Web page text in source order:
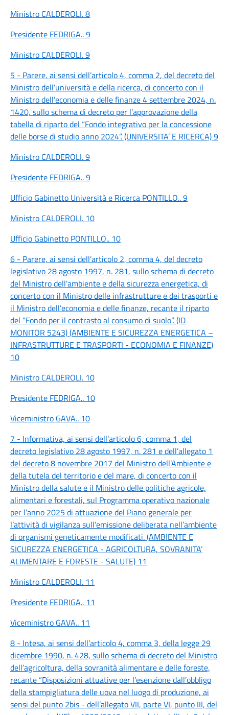
Ministro CALDEROLI. 8
Presidente FEDRIGA.. 9
Ministro CALDEROLI. 9
5 - Parere, ai sensi dell’articolo 4, comma 2, del decreto del
Ministro dell’università e della ricerca, di concerto con il
Ministro dell’economia e delle finanze 4 settembre 2024, n.
1420, sullo schema di decreto per l’approvazione della
tabella di riparto del “Fondo integrativo per la concessione
delle borse di studio anno 2024”. (UNIVERSITA’ E RICERCA) 9
Ministro CALDEROLI. 9
Presidente FEDRIGA.. 9
Ufficio Gabinetto Università e Ricerca PONTILLO.. 9
Ministro CALDEROLI. 10
Ufficio Gabinetto PONTILLO.. 10
6 - Parere, ai sensi dell’articolo 2, comma 4, del decreto
legislativo 28 agosto 1997, n. 281, sullo schema di decreto
del Ministro dell’ambiente e della sicurezza energetica, di
concerto con il Ministro delle infrastrutture e dei trasporti e
il Ministro dell’economia e delle finanze, recante il riparto
del “Fondo per il contrasto al consumo di suolo”. (ID
MONITOR 5243) (AMBIENTE E SICUREZZA ENERGETICA –
INFRASTRUTTURE E TRASPORTI - ECONOMIA E FINANZE)
10
Ministro CALDEROLI. 10
Presidente FEDRIGA.. 10
Viceministro GAVA.. 10
7 - Informativa, ai sensi dell’articolo 6, comma 1, del
decreto legislativo 28 agosto 1997, n. 281 e dell’allegato 1
del decreto 8 novembre 2017 del Ministro dell’Ambiente e
della tutela del territorio e del mare, di concerto con il
Ministro della salute e il Ministro delle politiche agricole,
alimentari e forestali, sul Programma operativo nazionale
per l’anno 2025 di attuazione del Piano generale per
l’attività di vigilanza sull’emissione deliberata nell’ambiente
di organismi geneticamente modificati. (AMBIENTE E
SICUREZZA ENERGETICA - AGRICOLTURA, SOVRANITA’
ALIMENTARE E FORESTE - SALUTE) 11
Ministro CALDEROLI. 11
Presidente FEDRIGA.. 11
Viceministro GAVA.. 11
8 - Intesa, ai sensi dell’articolo 4, comma 3, della legge 29
dicembre 1990, n. 428, sullo schema di decreto del Ministro
dell’agricoltura, della sovranità alimentare e delle foreste,
recante “Disposizioni attuative per l’esenzione dall’obbligo
della stampigliatura delle uova nel luogo di produzione, ai
sensi del punto 2bis - dell’allegato VII, parte VI, punto III, del